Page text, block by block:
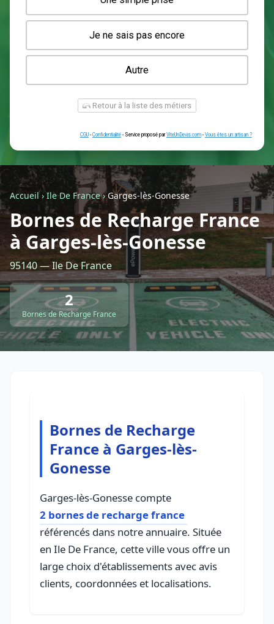
Une wallbox en monophasé (7kW)
Une prise renforcée (type greenup)
Une simple prise
Je ne sais pas encore
Autre
Retour à la liste des métiers
CGU-Confidentialité- Service proposé parViteUnDevis.com-Vous
Accueil› Ile De France›Garges-lès-Gonesse
Bornes de Recharge France
à Garges-lès-Gonesse
95140 — Ile De France
2
Bornes de Recharge France
Bornes de Recharge
France à Garges-lès-
Gonesse
Garges-lès-Gonesse compte
2 bornes de recharge france
référencés dans notre annuaire. Située
en Ile De France, cette ville vous offre un
large choix d'établissements avec avis
clients, coordonnées et localisations.